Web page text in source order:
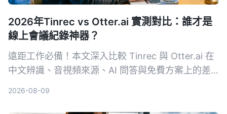
2026年Tinrec vs Otter.ai 實測對比：誰才是
線上會議紀錄神器？
遠距工作必備！本文深入比較 Tinrec 與 Otter.ai 在
中文辨識、音視頻來源、AI 問答與免費方案上的差
2026-08-09